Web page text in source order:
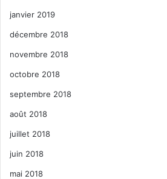
janvier 2019
décembre 2018
novembre 2018
octobre 2018
septembre 2018
août 2018
juillet 2018
juin 2018
mai 2018